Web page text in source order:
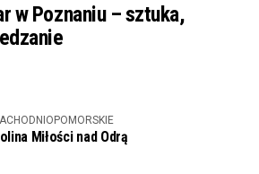
w Poznaniu – sztuka,
Miłości nad Odrą